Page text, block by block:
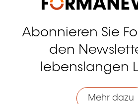
Abonnieren Sie
den
lebenslangen
Mehr dazu